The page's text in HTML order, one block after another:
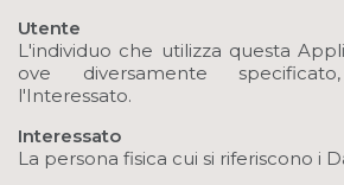
Utente
L'individuo che utilizza questa
ove diversamente
l'Interessato.
Interessato
La persona fisica cui si riferiscono i